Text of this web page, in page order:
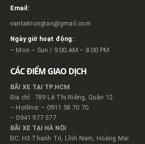
Email:
vantaitrongtan@gmail.com
Ngày giờ hoạt động:
– Mon – Sun / 9:00 AM – 8:00 PM
CÁC ĐIỂM GIAO DỊCH
BÃI XE TẠI TP.HCM
Địa chỉ: 789 Lê Thị Riêng, Quận 12
– Hotline: – 0911 58 70 70
– 0941 977 577
BÃI XE TẠI HÀ NỘI
ĐC: H3 Thanh Trì, Lĩnh Nam, Hoàng Mai